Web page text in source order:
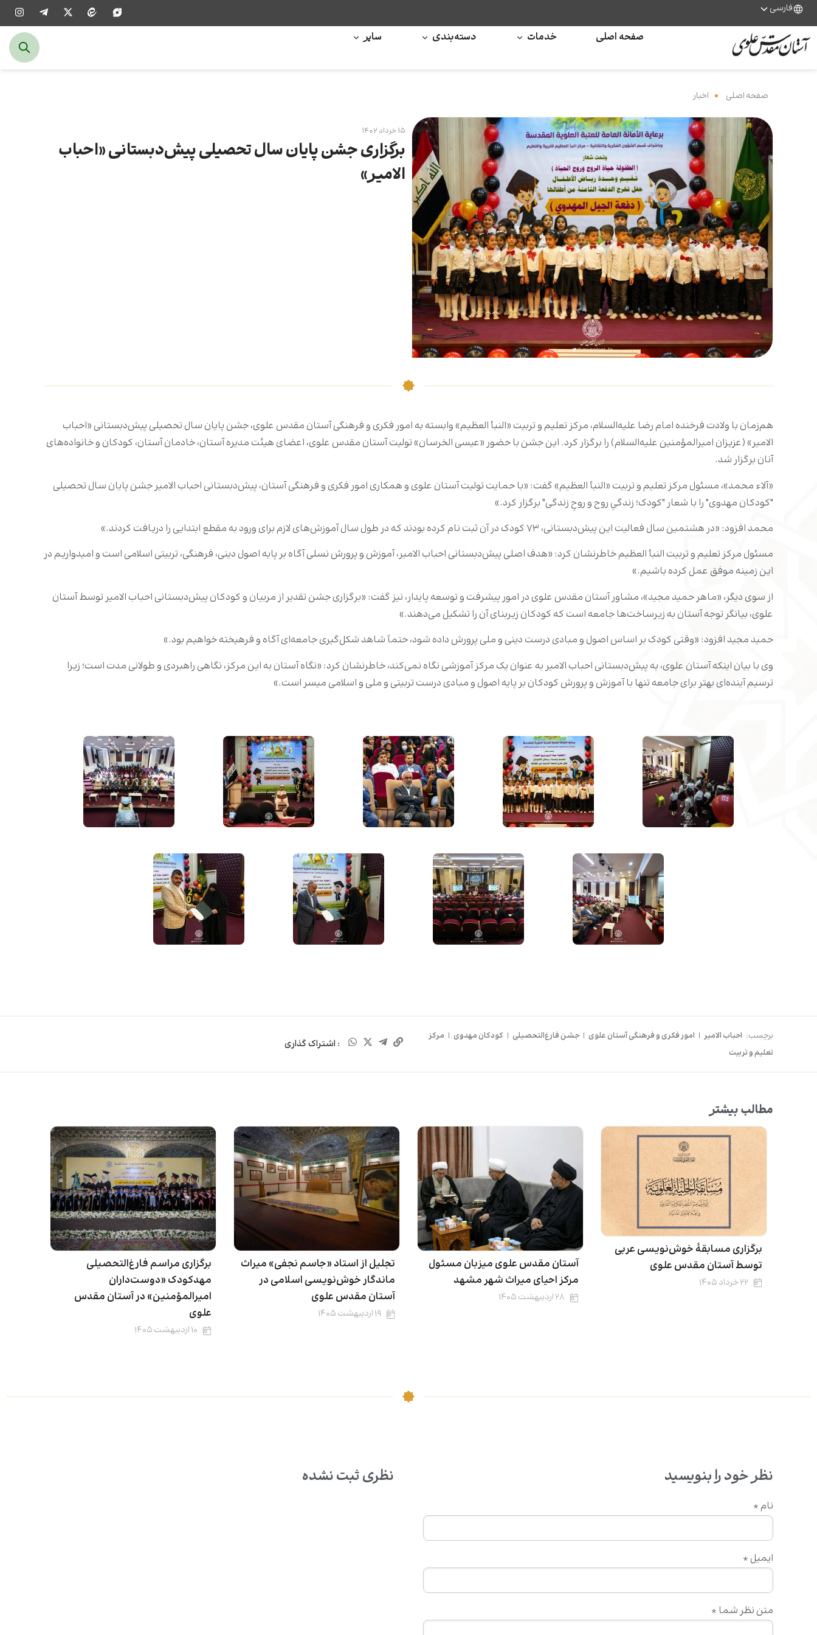
فارسی
صفحه اصلی خدمات دسته‌بندی سایر
صفحه اصلی اخبار
۱۵ خرداد ۱۴۰۲
برگزاری جشن پایان سال تحصیلی پیش‌دبستانی «احباب
الامیر»
هم‌زمان با ولادت فرخنده امام رضا علیه‌السلام، مرکز تعلیم و تربیت «النبأ العظیم» وابسته به امور فکری و فرهنگی آستان مقدس علوی، جشن پایان سال تحصیلی پیش‌دبستانی «احباب
الامیر» (عزیزان امیرالمؤمنین علیه‌السلام) را برگزار کرد. این جشن با حضور «عیسی الخرسان» تولیت آستان مقدس علوی، اعضای هیئت مدیره آستان، خادمان آستان، کودکان و خانواده‌‌های
آنان برگزار شد.
«آلاء محمد»، مسئول مرکز تعلیم و تربیت «النبأ العظیم» گفت: «با حمایت تولیت آستان علوی و همکاری امور فکری و فرهنگی آستان، پیش‌دبستانی احباب الامیر جشن پایان سال تحصیلی
"کودکان مهدوی" را با شعار "کودک؛ زندگیِ روح و روحِ زندگی" برگزار کرد.»
محمد افزود: «در هشتمین سال فعالیت این پیش‌دبستانی، ۷۳ کودک در آن ثبت نام کرده بودند که در طول سال آموزش‌های لازم برای ورود به مقطع ابتدایی را دریافت کردند.»
مسئول مرکز تعلیم و تربیت النبأ العظیم خاطرنشان کرد: «هدف اصلی پیش‌دبستانی احباب الامیر، آموزش و پرورش نسلی آگاه بر پایه اصول دینی، فرهنگی، تربیتی اسلامی است و امیدواریم در
این زمینه موفق عمل کرده باشیم.»
از سوی دیگر، «ماهر حمید مجید»، مشاور آستان مقدس علوی در امور پیشرفت و توسعه پایدار، نیز گفت: «برگزاری جشن تقدیر از مربیان و کودکان پیش‌دبستانی احباب الامیر توسط آستان
علوی، بیانگر توجه آستان به زیرساخت‌ها جامعه است که کودکان زیربنای آن را تشکیل می‌دهند.»
حمید مجید افزود: «وقتی کودک بر اساس اصول و مبادی درست دینی و ملی پرورش داده شود، حتماً شاهد شکل‌گیری جامعه‌ای آگاه و فرهیخته خواهیم بود.»
وی با بیان اینکه آستان علوی، به پیش‌دبستانی احباب الامیر به‌ عنوان یک مرکز آموزشی نگاه نمی‌کند، خاطرنشان کرد: «نگاه آستان به این مرکز، نگاهی راهبردی و طولانی مدت است؛ زیرا
ترسیم آینده‌ای بهتر برای جامعه تنها با آموزش و پرورش کودکان بر پایه اصول و مبادی درست تربیتی و ملی و اسلامی میسر است.»
برچسب: احباب الامیر | امور فکری و فرهنگی آستان علوی | جشن فارغ‌التحصیلی | کودکان مهدوی | مرکز
تعلیم و تربیت
: اشتراک گذاری
مطالب بیشتر
برگزاری مسابقۀ خوش‌نویسی عربی
توسط آستان مقدس علوی
۲۲ خرداد ۱۴۰۵
آستان مقدس علوی میزبان مسئول
مرکز احیای میراث شهر مشهد
۲۸ اردیبهشت ۱۴۰۵
تجلیل از استاد «جاسم نجفی» میراث
ماندگار خوش‌نویسی اسلامی در
آستان مقدس علوی
۱۹ اردیبهشت ۱۴۰۵
برگزاری مراسم فارغ‌التحصیلی
مهدکودک «دوست‌داران
امیرالمؤمنین» در آستان مقدس
علوی
۱۰ اردیبهشت ۱۴۰۵
نظر خود را بنویسید
متن نظر شما *
نام *
ایمیل *
نظری ثبت نشده